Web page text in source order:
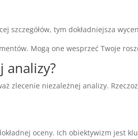
szczegółów, tym dokładniejsza
Mogą one wesprzeć Twoje
analizy?
zlecenie niezależnej analizy.
oceny. Ich obiektywizm jest